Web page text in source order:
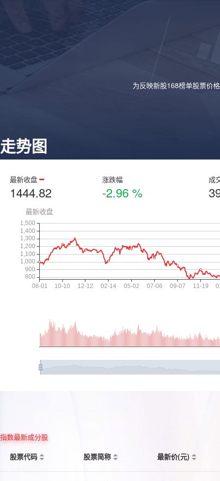
为反映新股168榜单股票价
走势图
最新收盘
1444.82
涨跌幅
-2.96 %
成
指数最新成分股
股票代码
股票简称 最新价(元)